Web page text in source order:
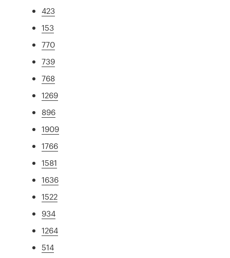
423
153
770
739
768
1269
896
1909
1766
1581
1636
1522
934
1264
514